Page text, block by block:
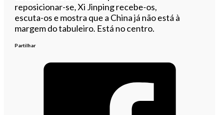
reposicionar-se, Xi Jinping recebe-os,
escuta-os e mostra que a China já não está à
margem do tabuleiro. Está no centro.
Partilhar